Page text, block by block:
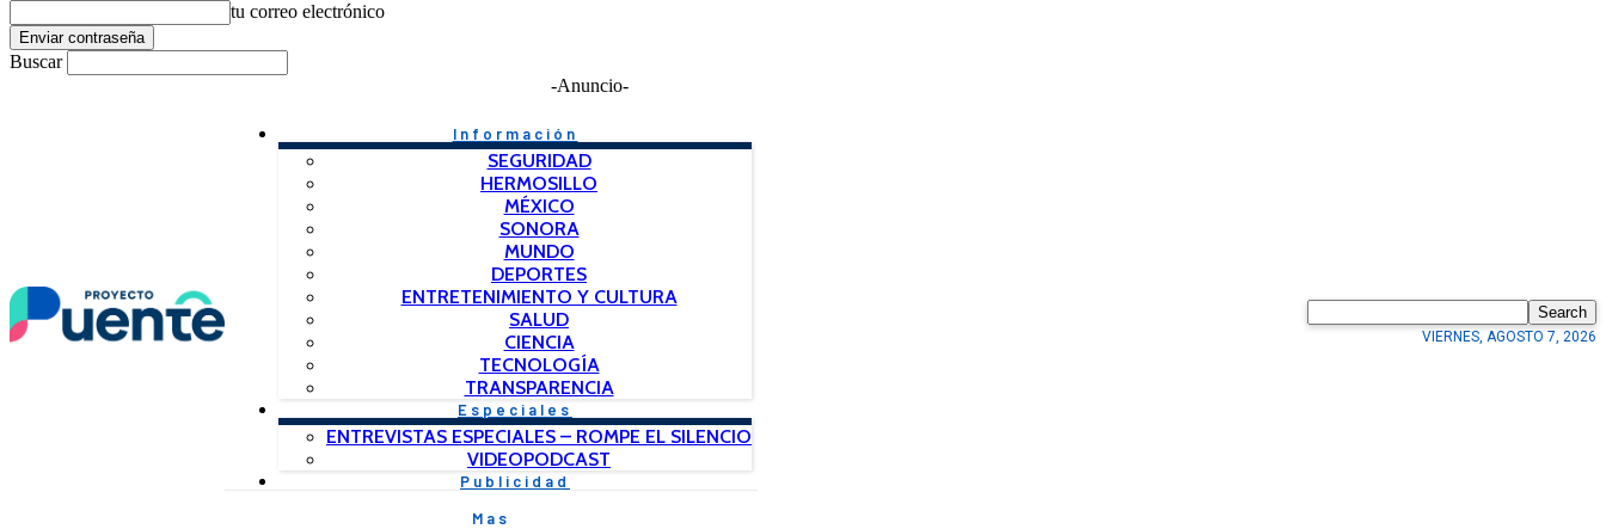
tu correo electrónico
Buscar
-Anuncio-
Información
SEGURIDAD
HERMOSILLO
MÉXICO
SONORA
MUNDO
DEPORTES
ENTRETENIMIENTO Y CULTURA
SALUD
CIENCIA
TECNOLOGÍA
TRANSPARENCIA
Especiales
ENTREVISTAS ESPECIALES – ROMPE EL SILENCIO
VIDEOPODCAST
Publicidad
Mas
Search
VIERNES, AGOSTO 7, 2026